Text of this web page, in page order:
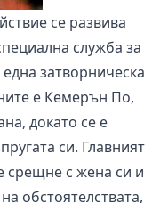
се развива
служба за
затворническа
е Кемерън По,
докато се е
си. Главният
срещне с жена си и
обстоятелствата,